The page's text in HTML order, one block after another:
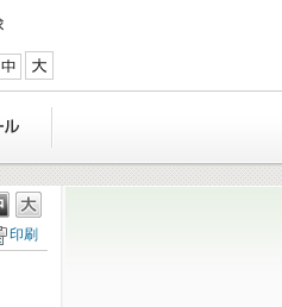
小 中
印刷